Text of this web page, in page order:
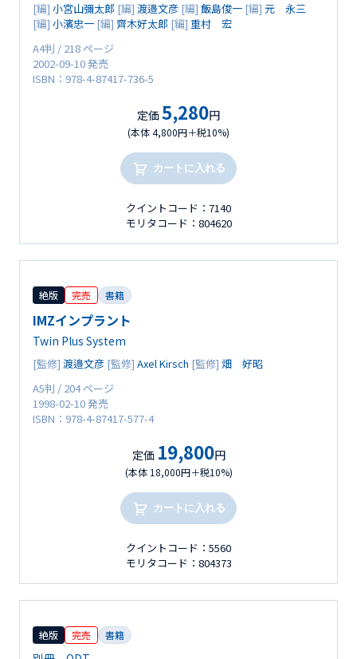
[編] 小宮山彌太郎 [編] 渡邉文彦 [編] 飯島俊一 [編] 元 永三
[編] 小濱忠一 [編] 齊木好太郎 [編] 重村 宏
A4判 / 218 ページ
2002-09-10 発売
ISBN：978-4-87417-736-5
定価 5,280円
(本体 4,800円＋税10%)
カートに入れる
クイントコード：7140
モリタコード：804620
絶版 完売 書籍
IMZインプラント
Twin Plus System
[監修] 渡邉文彦 [監修] Axel Kirsch [監修] 畑 好昭
A5判 / 204 ページ
1998-02-10 発売
ISBN：978-4-87417-577-4
定価 19,800円
(本体 18,000円＋税10%)
カートに入れる
クイントコード：5560
モリタコード：804373
絶版 完売 書籍